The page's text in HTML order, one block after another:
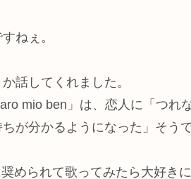
ねぇ。
話してくれました。
mio ben」は、恋人に「つれ
が分かるようになった」そう
められて歌ってみたら大好き